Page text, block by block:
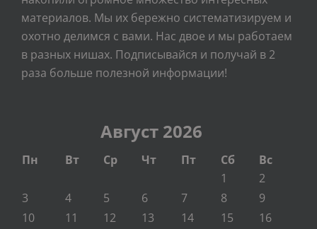
материалов. Мы их бережно систематизируем и
охотно делимся с вами. Нас двое и мы работаем
в разных нишах. Подписывайся и получай в 2
раза больше полезной информации!
Август 2026
Пн Вт Ср Чт Пт Сб Вс
1
2
3
4 5 6 7 8
9
10
11 12 13 14 15
16